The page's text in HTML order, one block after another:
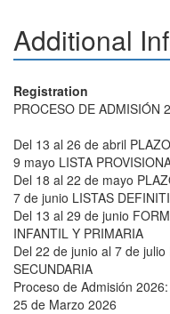
Additional
Registration
PROCESO DE ADMISIÓN
Del 13 al 26 de abril
9 mayo LISTA
Del 18 al 22 de mayo
7 de junio LISTAS
Del 13 al 29 de junio
INFANTIL Y PRIMARIA
Del 22 de junio al 7 de
SECUNDARIA
Proceso de Admisión
25 de Marzo 2026